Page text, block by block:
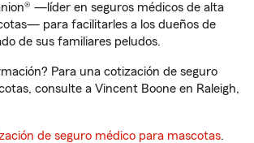
—líder en seguros médicos de alta
para facilitarles a los dueños de
de sus familiares peludos.
Para una cotización de seguro
consulte a Vincent Boone en Raleigh,
de seguro médico para mascotas.